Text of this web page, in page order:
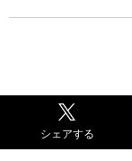
シェアする